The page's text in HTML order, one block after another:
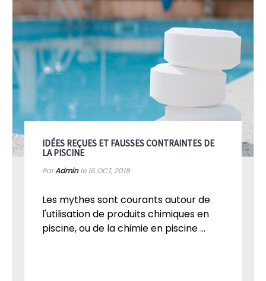
IDÉES REÇUES ET FAUSSES CONTRAINTES DE
LA PISCINE
ParAdminle 16 OCT, 2018
Les mythes sont courants autour de
l'utilisation de produits chimiques en
piscine, ou de la chimie en piscine ...